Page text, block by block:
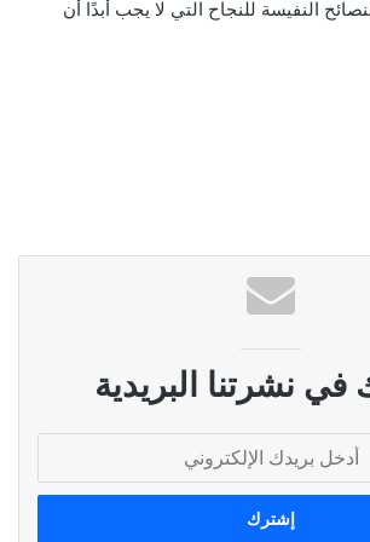
النفيسة للنجاح التي لا يجب أبدًا أن
في نشرتنا البريدية